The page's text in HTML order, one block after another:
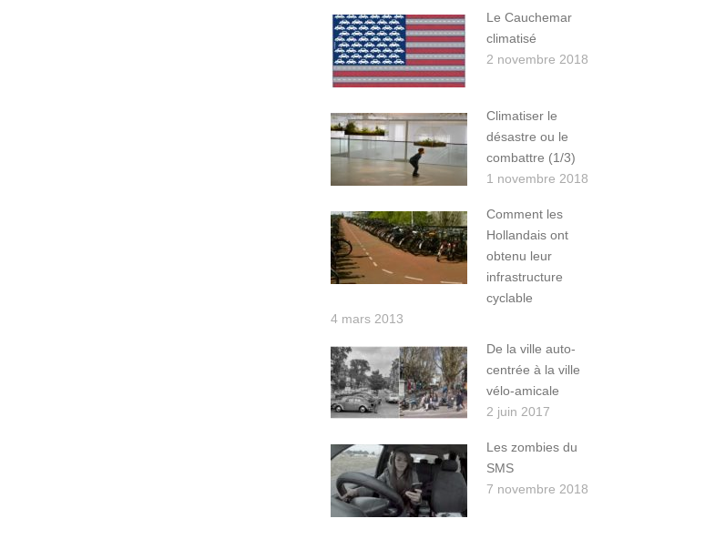
Le Cauchemar
climatisé
2 novembre 2018
Climatiser le
désastre ou le
combattre (1/3)
1 novembre 2018
Comment les
Hollandais ont
obtenu leur
infrastructure
cyclable
4 mars 2013
De la ville auto-
centrée à la ville
vélo-amicale
2 juin 2017
Les zombies du
SMS
7 novembre 2018